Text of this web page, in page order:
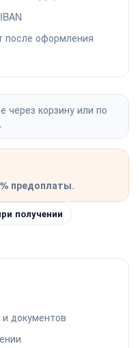
после оформления
через корзину или по
.
предоплаты.
получении
документов